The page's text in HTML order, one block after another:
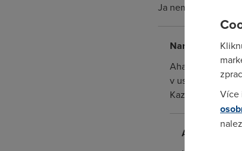
Ja nemel aktivni
Nargon
Aha, pak uz
v ustredne vasi
Kazdopadne by
Anonym
Více